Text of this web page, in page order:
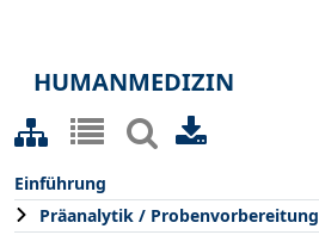
HUMANMEDIZIN
Einführung
Präanalytik / Probenvorbereitung